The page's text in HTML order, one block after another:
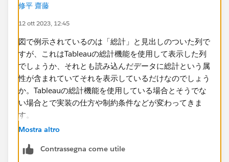
修平 齋藤
12 ott 2023, 12:45
図で例示されているのは「総計」と見出しのついた列で
すが、これはTableauの総計機能を使用して表示した列
でしょうか、それとも読み込んだデータに総計という属
性が含まれていてそれを表示しているだけなのでしょう
か。Tableauの総計機能を使用している場合とそうでな
い場合とで実装の仕方や制約条件などが変わってきま
す。
の）で作ったワークブックを添付していただけると、そ
Mostra altro
Contrassegna come utile